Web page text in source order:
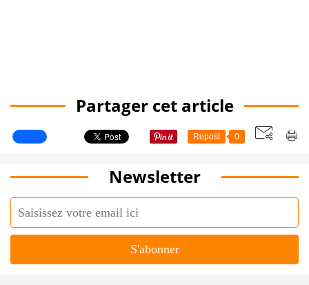
Partager cet article
Repost 0
Newsletter